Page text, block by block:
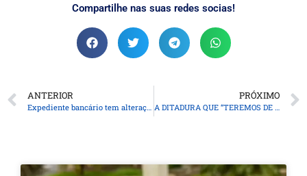
Compartilhe nas suas redes socias!
ANTERIOR
Expediente bancário tem alterações neste final de ano
PRÓXIMO
A DITADURA QUE “TEREMOS DE MATAR”